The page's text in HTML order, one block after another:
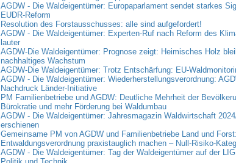
AGDW - Die Waldeigentümer: Europaparlament sendet starkes
EUDR-Reform
Resolution des Forstausschusses: alle sind aufgefordert!
AGDW - Die Waldeigentümer: Experten-Ruf nach Reform des
lauter
AGDW-Die Waldeigentümer: Prognose zeigt: Heimisches Holz
nachhaltiges Wachstum
AGDW-Die Waldeigentümer: Trotz Entschärfung: EU-
AGDW - Die Waldeigentümer: Wiederherstellungsverordnung:
Nachdruck Länder-Initiative
PM Familienbetriebe und AGDW: Deutliche Mehrheit der
Bürokratie und mehr Förderung bei Waldumbau
AGDW - Die Waldeigentümer: Jahresmagazin Waldwirtschaft
erschienen
Gemeinsame PM von AGDW und Familienbetriebe Land und
Entwaldungsverordnung praxistauglich machen – Null-Risiko-
AGDW - Die Waldeigentümer: Tag der Waldeigentümer auf der